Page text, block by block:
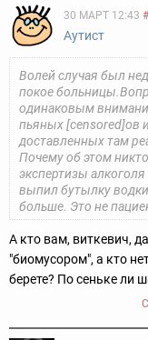
30 МАРТ 12:43
Аутист
Волей случая был
покое
одинаковым
пьяных [censored]ов
доставленных там
Почему об этом
экспертизы
выпил бутылку
больше. Это не
А кто вам, виткевич,
"биомусором", а кто
берете? По сеньке ли